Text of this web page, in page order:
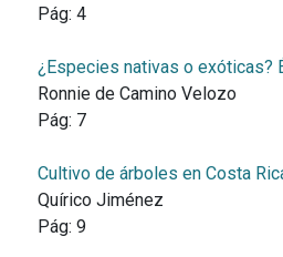
Pág: 4
¿Especies nativas o exóticas?
Ronnie de Camino Velozo
Pág: 7
Cultivo de árboles en Costa
Quírico Jiménez
Pág: 9